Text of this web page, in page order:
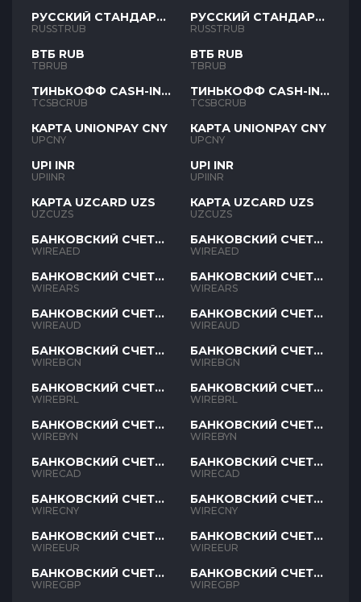
РУССКИЙ СТАНДАРТ
RUB
RUSSTRUB
ВТБ RUB
TBRUB
ТИНЬКОФФ CASH-IN
RUB
TCSBCRUB
КАРТА UNIONPAY CNY
UPCNY
UPI INR
UPIINR
КАРТА UZCARD UZS
UZCUZS
БАНКОВСКИЙ СЧЕТ
AED
WIREAED
БАНКОВСКИЙ СЧЕТ
ARS
WIREARS
БАНКОВСКИЙ СЧЕТ
AUD
WIREAUD
БАНКОВСКИЙ СЧЕТ
BGN
WIREBGN
БАНКОВСКИЙ СЧЕТ
BRL
WIREBRL
БАНКОВСКИЙ СЧЕТ
BYN
WIREBYN
БАНКОВСКИЙ СЧЕТ
CAD
WIRECAD
БАНКОВСКИЙ СЧЕТ
CNY
WIRECNY
БАНКОВСКИЙ СЧЕТ
EUR
WIREEUR
БАНКОВСКИЙ СЧЕТ
GBP
WIREGBP
РУССКИЙ СТАНДАРТ
RUB
RUSSTRUB
ВТБ RUB
TBRUB
ТИНЬКОФФ CASH-IN
RUB
TCSBCRUB
КАРТА UNIONPAY CNY
UPCNY
UPI INR
UPIINR
КАРТА UZCARD UZS
UZCUZS
БАНКОВСКИЙ СЧЕТ
AED
WIREAED
БАНКОВСКИЙ СЧЕТ
ARS
WIREARS
БАНКОВСКИЙ СЧЕТ
AUD
WIREAUD
БАНКОВСКИЙ СЧЕТ
BGN
WIREBGN
БАНКОВСКИЙ СЧЕТ
BRL
WIREBRL
БАНКОВСКИЙ СЧЕТ
BYN
WIREBYN
БАНКОВСКИЙ СЧЕТ
CAD
WIRECAD
БАНКОВСКИЙ СЧЕТ
CNY
WIRECNY
БАНКОВСКИЙ СЧЕТ
EUR
WIREEUR
БАНКОВСКИЙ СЧЕТ
GBP
WIREGBP